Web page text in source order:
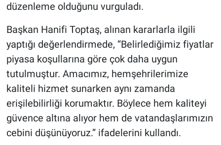
düzenleme olduğunu vurguladı.
Başkan Hanifi Toptaş, alınan kararlarla ilgili
yaptığı değerlendirmede, “Belirlediğimiz fiyatlar
piyasa koşullarına göre çok daha uygun
tutulmuştur. Amacımız, hemşehrilerimize
kaliteli hizmet sunarken aynı zamanda
erişilebilirliği korumaktır. Böylece hem kaliteyi
güvence altına alıyor hem de vatandaşlarımızın
cebini düşünüyoruz.” ifadelerini kullandı.